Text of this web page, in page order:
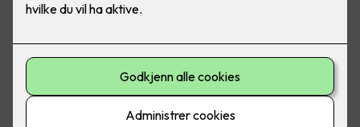
Skal du på norgesferie med elbil? Her er noen triks for å
forlenge rekkevidden, slik at du kan kjøre trollstigen uten
rekkeviddeangst.